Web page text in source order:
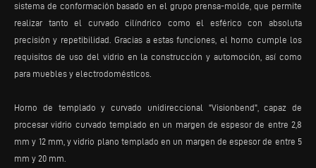
sistema de conformación basado en el grupo prensa-molde, que permite
realizar tanto el curvado cilíndrico como el esférico con absoluta
precisión y repetibilidad. Gracias a estas funciones, el horno cumple los
requisitos de uso del vidrio en la construcción y automoción, así como
para muebles y electrodomésticos.
Horno de templado y curvado unidireccional "Visionbend", capaz de
procesar vidrio curvado templado en un margen de espesor de entre 2,8
mm y 12 mm, y vidrio plano templado en un margen de espesor de entre 5
mm y 20 mm.